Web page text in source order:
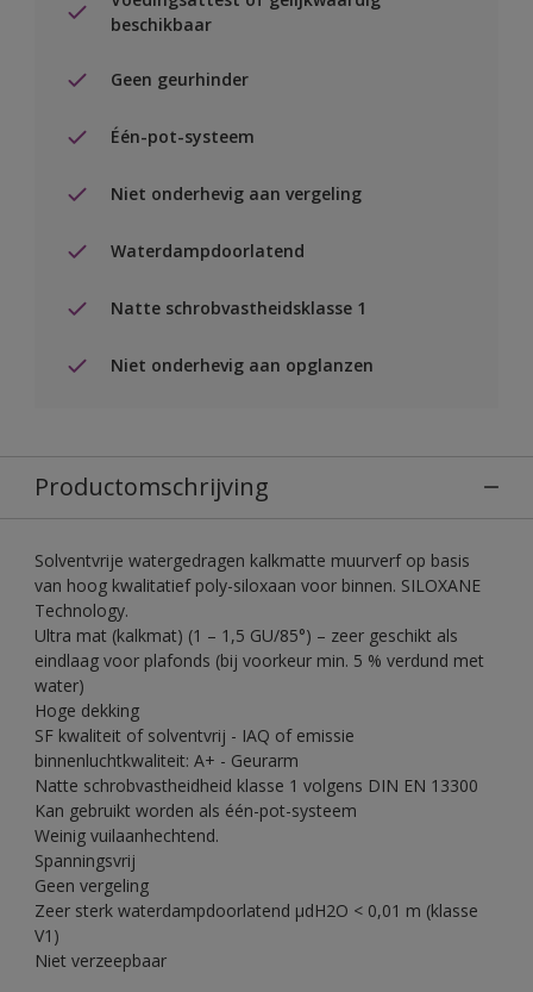
beschikbaar
Geen geurhinder
Één-pot-systeem
Niet onderhevig aan vergeling
Waterdampdoorlatend
Natte schrobvastheidsklasse 1
Niet onderhevig aan opglanzen
Productomschrijving
Solventvrije watergedragen kalkmatte muurverf op basis
van hoog kwalitatief poly-siloxaan voor binnen. SILOXANE
Technology.
Ultra mat (kalkmat) (1 – 1,5 GU/85°) – zeer geschikt als
eindlaag voor plafonds (bij voorkeur min. 5 % verdund met
water)
Hoge dekking
SF kwaliteit of solventvrij - IAQ of emissie
binnenluchtkwaliteit: A+ - Geurarm
Natte schrobvastheidheid klasse 1 volgens DIN EN 13300
Kan gebruikt worden als één-pot-systeem
Weinig vuilaanhechtend.
Spanningsvrij
Geen vergeling
Zeer sterk waterdampdoorlatend µdH2O < 0,01 m (klasse
V1)
Niet verzeepbaar